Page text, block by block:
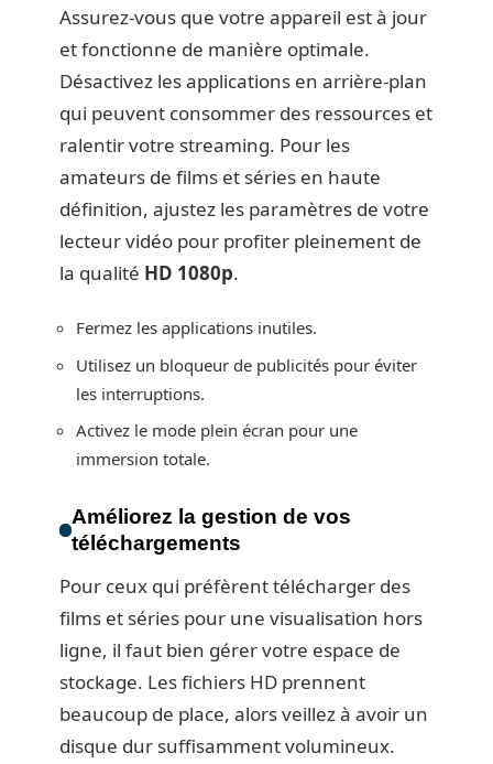
Assurez-vous que votre appareil est à jour
et fonctionne de manière optimale.
Désactivez les applications en arrière-plan
qui peuvent consommer des ressources et
ralentir votre streaming. Pour les
amateurs de films et séries en haute
définition, ajustez les paramètres de votre
lecteur vidéo pour profiter pleinement de
la qualité HD 1080p.
Fermez les applications inutiles.
Utilisez un bloqueur de publicités pour éviter
les interruptions.
Activez le mode plein écran pour une
immersion totale.
Améliorez la gestion de vos
téléchargements
Pour ceux qui préfèrent télécharger des
films et séries pour une visualisation hors
ligne, il faut bien gérer votre espace de
stockage. Les fichiers HD prennent
beaucoup de place, alors veillez à avoir un
disque dur suffisamment volumineux.